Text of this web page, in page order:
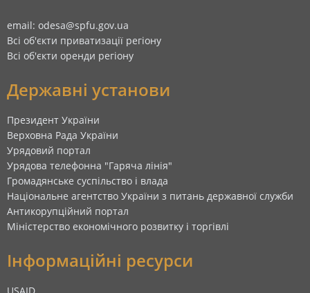
email: odesa@spfu.gov.ua
Всі об'єкти приватизації регіону
Всі об'єкти оренди регіону
Державні установи
Президент України
Верховна Рада України
Урядовий портал
Урядова телефонна "Гаряча лінія"
Громадянське суспільство і влада
Національне агентство України з питань державної служби
Антикорупційний портал
Міністерство економічного розвитку і торгівлі
Інформаційні ресурси